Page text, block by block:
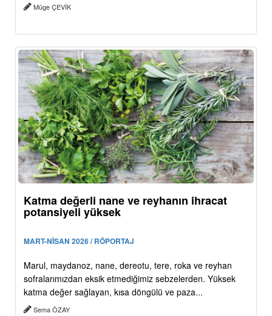
Müge ÇEVİK
Katma değerli nane ve reyhanın ihracat
potansiyeli yüksek
MART-NİSAN 2026 / RÖPORTAJ
Marul, maydanoz, nane, dereotu, tere, roka ve reyhan
sofralarımızdan eksik etmediğimiz sebzelerden. Yüksek
katma değer sağlayan, kısa döngülü ve paza...
Sema ÖZAY